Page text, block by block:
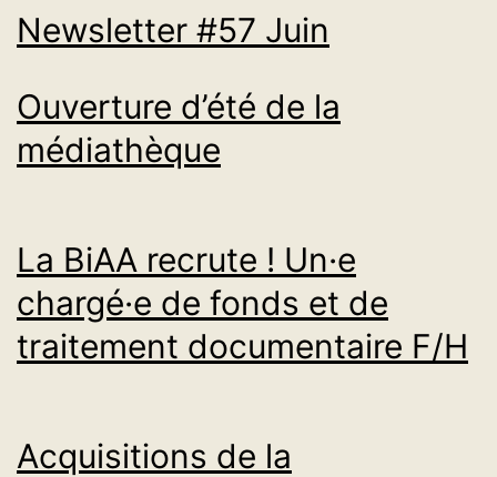
Newsletter #57 Juin
Ouverture d’été de la
médiathèque
La BiAA recrute ! Un·e
chargé·e de fonds et de
traitement documentaire F/H
Acquisitions de la